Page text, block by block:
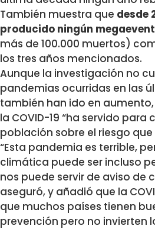
También muestra que desde
producido ningún
más de 100.000 muertos)
los tres años mencionados.
Aunque la investigación no
pandemias ocurridas en las
también han ido en
la COVID-19 “ha servido para
población sobre el riesgo que
“Esta pandemia es terrible,
climática puede ser incluso
nos puede servir de aviso de
aseguró, y añadió que la
que muchos países tienen
prevención pero no invierten